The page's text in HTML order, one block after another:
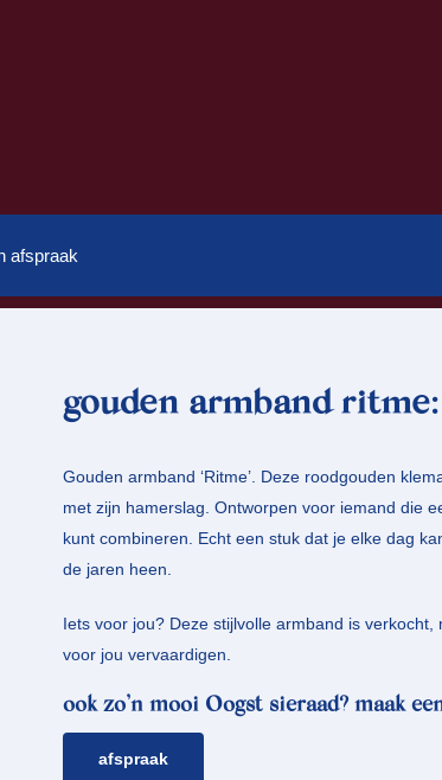
afspraak
gouden armband ritme:
Gouden armband ‘Ritme’. Deze roodgouden
met zijn hamerslag. Ontworpen voor iemand die
kunt combineren. Echt een stuk dat je elke dag
de jaren heen.
Iets voor jou? Deze stijlvolle armband is
voor jou vervaardigen.
ook zo’n mooi Oogst sieraad? maak
afspraak